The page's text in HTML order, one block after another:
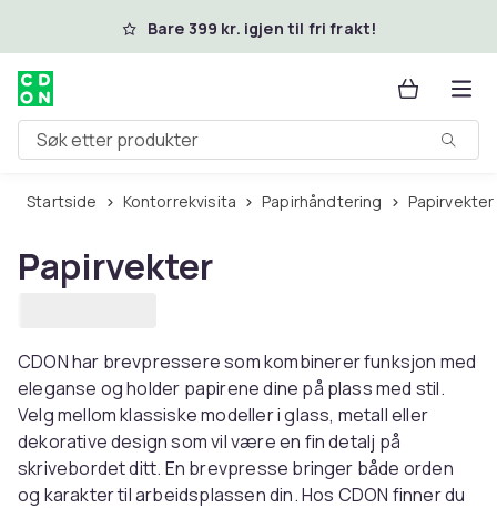
Hopp til hovedinnholdBare 399 kr. igjen til fri frakt!
Søk etter produkter
Startside Kontorrekvisita Papirhåndtering Papirvekter
Papirvekter
CDON har brevpressere som kombinerer funksjon med
eleganse og holder papirene dine på plass med stil.
Velg mellom klassiske modeller i glass, metall eller
dekorative design som vil være en fin detalj på
skrivebordet ditt. En brevpresse bringer både orden
og karakter til arbeidsplassen din. Hos CDON finner du